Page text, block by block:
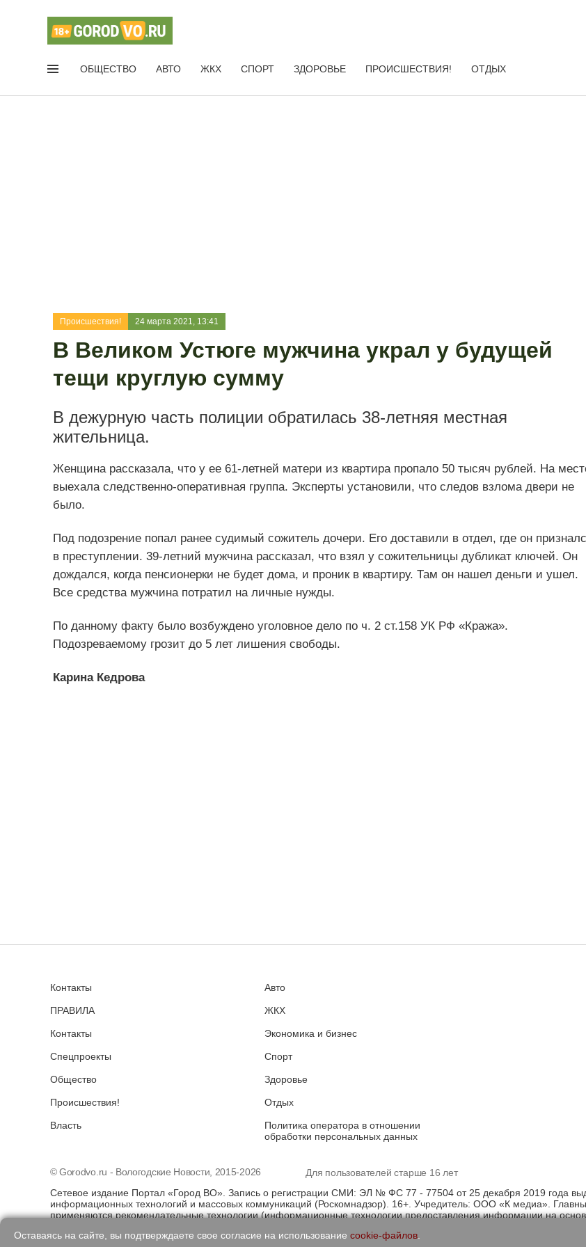
ОБЩЕСТВО АВТО ЖКХ СПОРТ ЗДОРОВЬЕ ПРОИСШЕСТВИЯ! ОТДЫХ
Происшествия! 24 марта 2021, 13:41
В Великом Устюге мужчина украл у будущей
тещи круглую сумму
В дежурную часть полиции обратилась 38-летняя местная
жительница.
Женщина рассказала, что у ее 61-летней матери из квартира пропало 50 тысяч рублей. На
выехала следственно-оперативная группа. Эксперты установили, что следов взлома двери не
было.
Под подозрение попал ранее судимый сожитель дочери. Его доставили в отдел, где он
в преступлении. 39-летний мужчина рассказал, что взял у сожительницы дубликат ключей. Он
дождался, когда пенсионерки не будет дома, и проник в квартиру. Там он нашел деньги и ушел.
Все средства мужчина потратил на личные нужды.
По данному факту было возбуждено уголовное дело по ч. 2 ст.158 УК РФ «Кража».
Подозреваемому грозит до 5 лет лишения свободы.
Карина Кедрова
Контакты
ПРАВИЛА
Контакты
Спецпроекты
Общество
Происшествия!
Власть
Авто
ЖКХ
Экономика и бизнес
Спорт
Здоровье
Отдых
Политика оператора в отношении
обработки персональных данных
© Gorodvo.ru - Вологодские Новости, 2015-2026
Для пользователей старше 16 лет
Сетевое издание Портал «Город ВО». Запись о регистрации СМИ: ЭЛ № ФС 77 - 77504 от 25 декабря 2019 года
информационных технологий и массовых коммуникаций (Роскомнадзор). 16+. Учредитель: ООО «К медиа».
применяются рекомендательные технологии (информационные технологии предоставления информации на
Оставаясь на сайте, вы подтверждаете свое согласие на использование cookie-файлов